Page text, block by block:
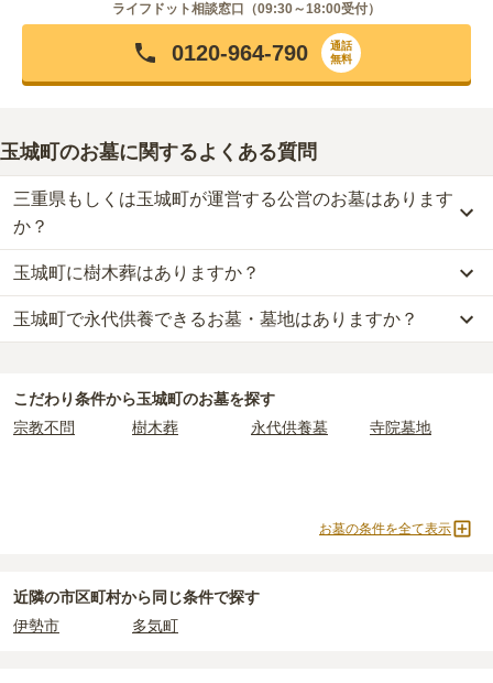
ライフドット相談窓口（09:30～18:00受付）
0120-964-790
通話
無料
玉城町のお墓に関するよくある質問
三重県もしくは玉城町が運営する公営のお墓はあります
か？
玉城町には、公営の霊園の掲載がありません。
一方で、三重県内には、県または市区町村が運営する公営の霊園が
27件あります。
れているケースがほとんどです。
主な条件として、遺骨がすでにある、該当の市区町村に一定年数以
契約条件の詳細は、各霊園のページをご確認いただくか、資料請求
玉城町に樹木葬はありますか？
玉城町には、1件の樹木葬があります。
詳しくは、玉城町の樹木葬の一覧をご覧ください。
玉城町で永代供養できるお墓・墓地はありますか？
詳しくは、玉城町 の永代供養の一覧をご覧ください。
こだわり条件から玉城町のお墓を探す
宗教不問
樹木葬 永代供養墓 寺院墓地
お墓の条件を全て表示
近隣の市区町村から同じ条件で探す
伊勢市
多気町